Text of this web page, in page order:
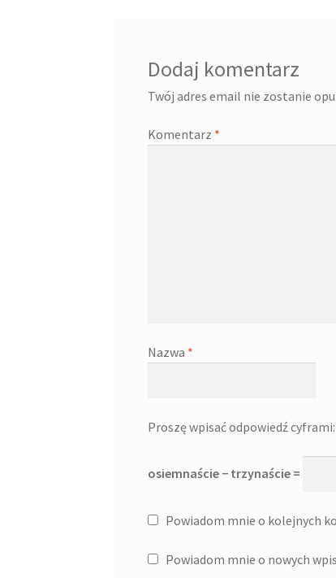
Dodaj komentarz
Twój adres email nie zostanie
Komentarz *
Nazwa *
Proszę wpisać odpowiedź cyframi:
osiemnaście − trzynaście =
Powiadom mnie o kolejnych
Powiadom mnie o nowych